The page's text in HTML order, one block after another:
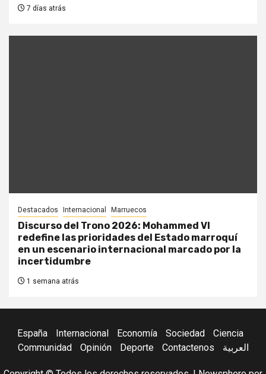
7 días atrás
Destacados Internacional Marruecos
Discurso del Trono 2026: Mohammed VI
redefine las prioridades del Estado marroquí
en un escenario internacional marcado por la
incertidumbre
1 semana atrás
España Internacional Economía Sociedad
Ciencia
Communidad
Opinión Deporte Contactenos العربية